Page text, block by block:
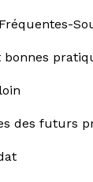
bonnes
des futurs